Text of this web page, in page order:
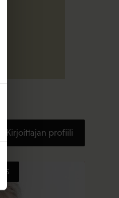
Kirjoittajan profiili